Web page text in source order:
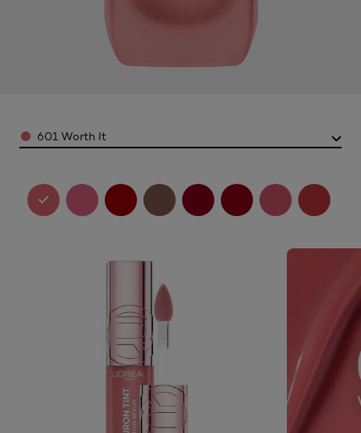
Color601 Worth It